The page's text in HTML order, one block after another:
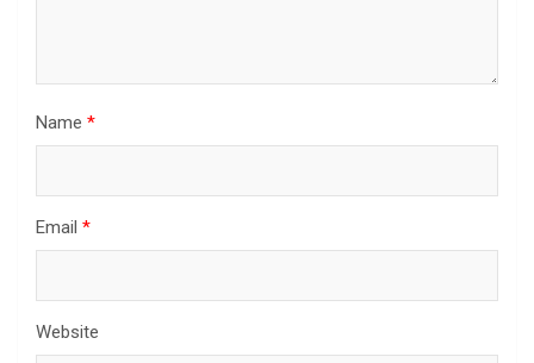
Name *
Email *
Website